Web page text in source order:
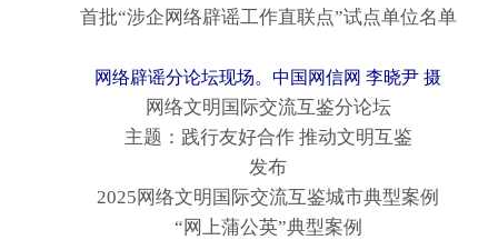
首批“涉企网络辟谣工作直联点”试点单位名单
网络辟谣分论坛现场。中国网信网 李晓尹 摄
网络文明国际交流互鉴分论坛
主题：践行友好合作 推动文明互鉴
发布
2025网络文明国际交流互鉴城市典型案例
“网上蒲公英”典型案例